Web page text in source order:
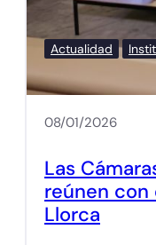
Actualidad
08/01/2026
Las
reúnen
Llorca